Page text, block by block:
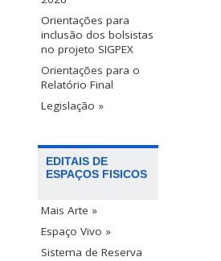
Orientações para
inclusão dos bolsistas
no projeto SIGPEX
Orientações para o
Relatório Final
Legislação »
EDITAIS DE
ESPAÇOS FISICOS
Mais Arte »
Espaço Vivo »
Sistema de Reserva